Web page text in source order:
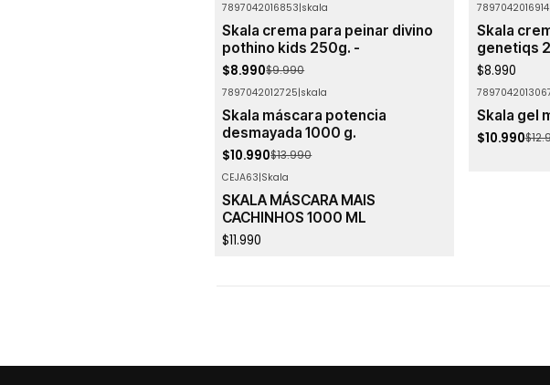
Agotado
7897042016853|skala
Skala crema para peinar divino
pothino kids 250g. -
$8.990$9.990
7897042016914|
Skala
genetiqs
$8.990
Agotado
7897042012725|skala
Skala máscara potencia
desmayada 1000 g.
$10.990$13.990
Agotado
Skala gel
$10.990
CEJA63|Skala
SKALA MÁSCARA MAIS
CACHINHOS 1000 ML
$11.990